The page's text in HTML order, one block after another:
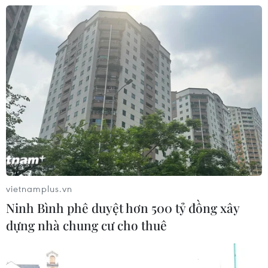
Xem thêm
CƠ QUAN CHỦ QUẢN: THÔNG TẤN XÃ VIỆT NAM
Tổng Biên tập: TRẦN TIẾN DUẨN
Phó Tổng Biên tập: NGUYỄN THỊ TÁM, KHÚC THANH
THỦY
Sở hữu trí tuệ
RSS
Hỗ trợ
Dịch vụ tin
vietnamplus.vn
Ninh Bình phê duyệt hơn 500 tỷ đồng xây
dựng nhà chung cư cho thuê